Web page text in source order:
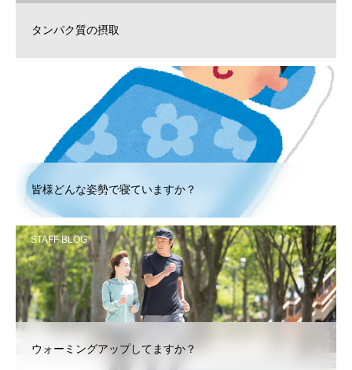
タンパク質の摂取
皆様どんな姿勢で寝ていますか？
STAFF BLOG
ウォーミングアップしてますか？